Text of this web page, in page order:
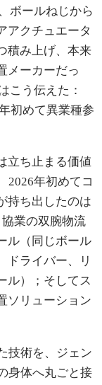
ボールねじから
アクチュエータ
積み上げ、本来
メーカーだっ
こう伝えた：
初めて異業種参
立ち止まる価値
2026年初めてコ
持ち出したのは
業の双腕物流
ル（同じボール
ドライバー、リ
ル）；そしてス
ソリューション
技術を、ジェン
身体へ丸ごと接